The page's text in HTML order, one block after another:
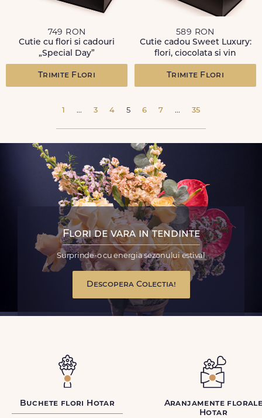
749 RON
Cutie cu flori si cadouri
„Special Day”
Trimite Flori
589 RON
Cutie cadou Sweet Luxury:
flori, ciocolata si vin
Trimite Flori
1 ... 3 4 5 6 7 ... 35
Flori de vara in tendinte
Surprinde-o cu energia sezonului estival
Descopera Colectia!
Buchete flori Hotar
Aranjamente
Hotar